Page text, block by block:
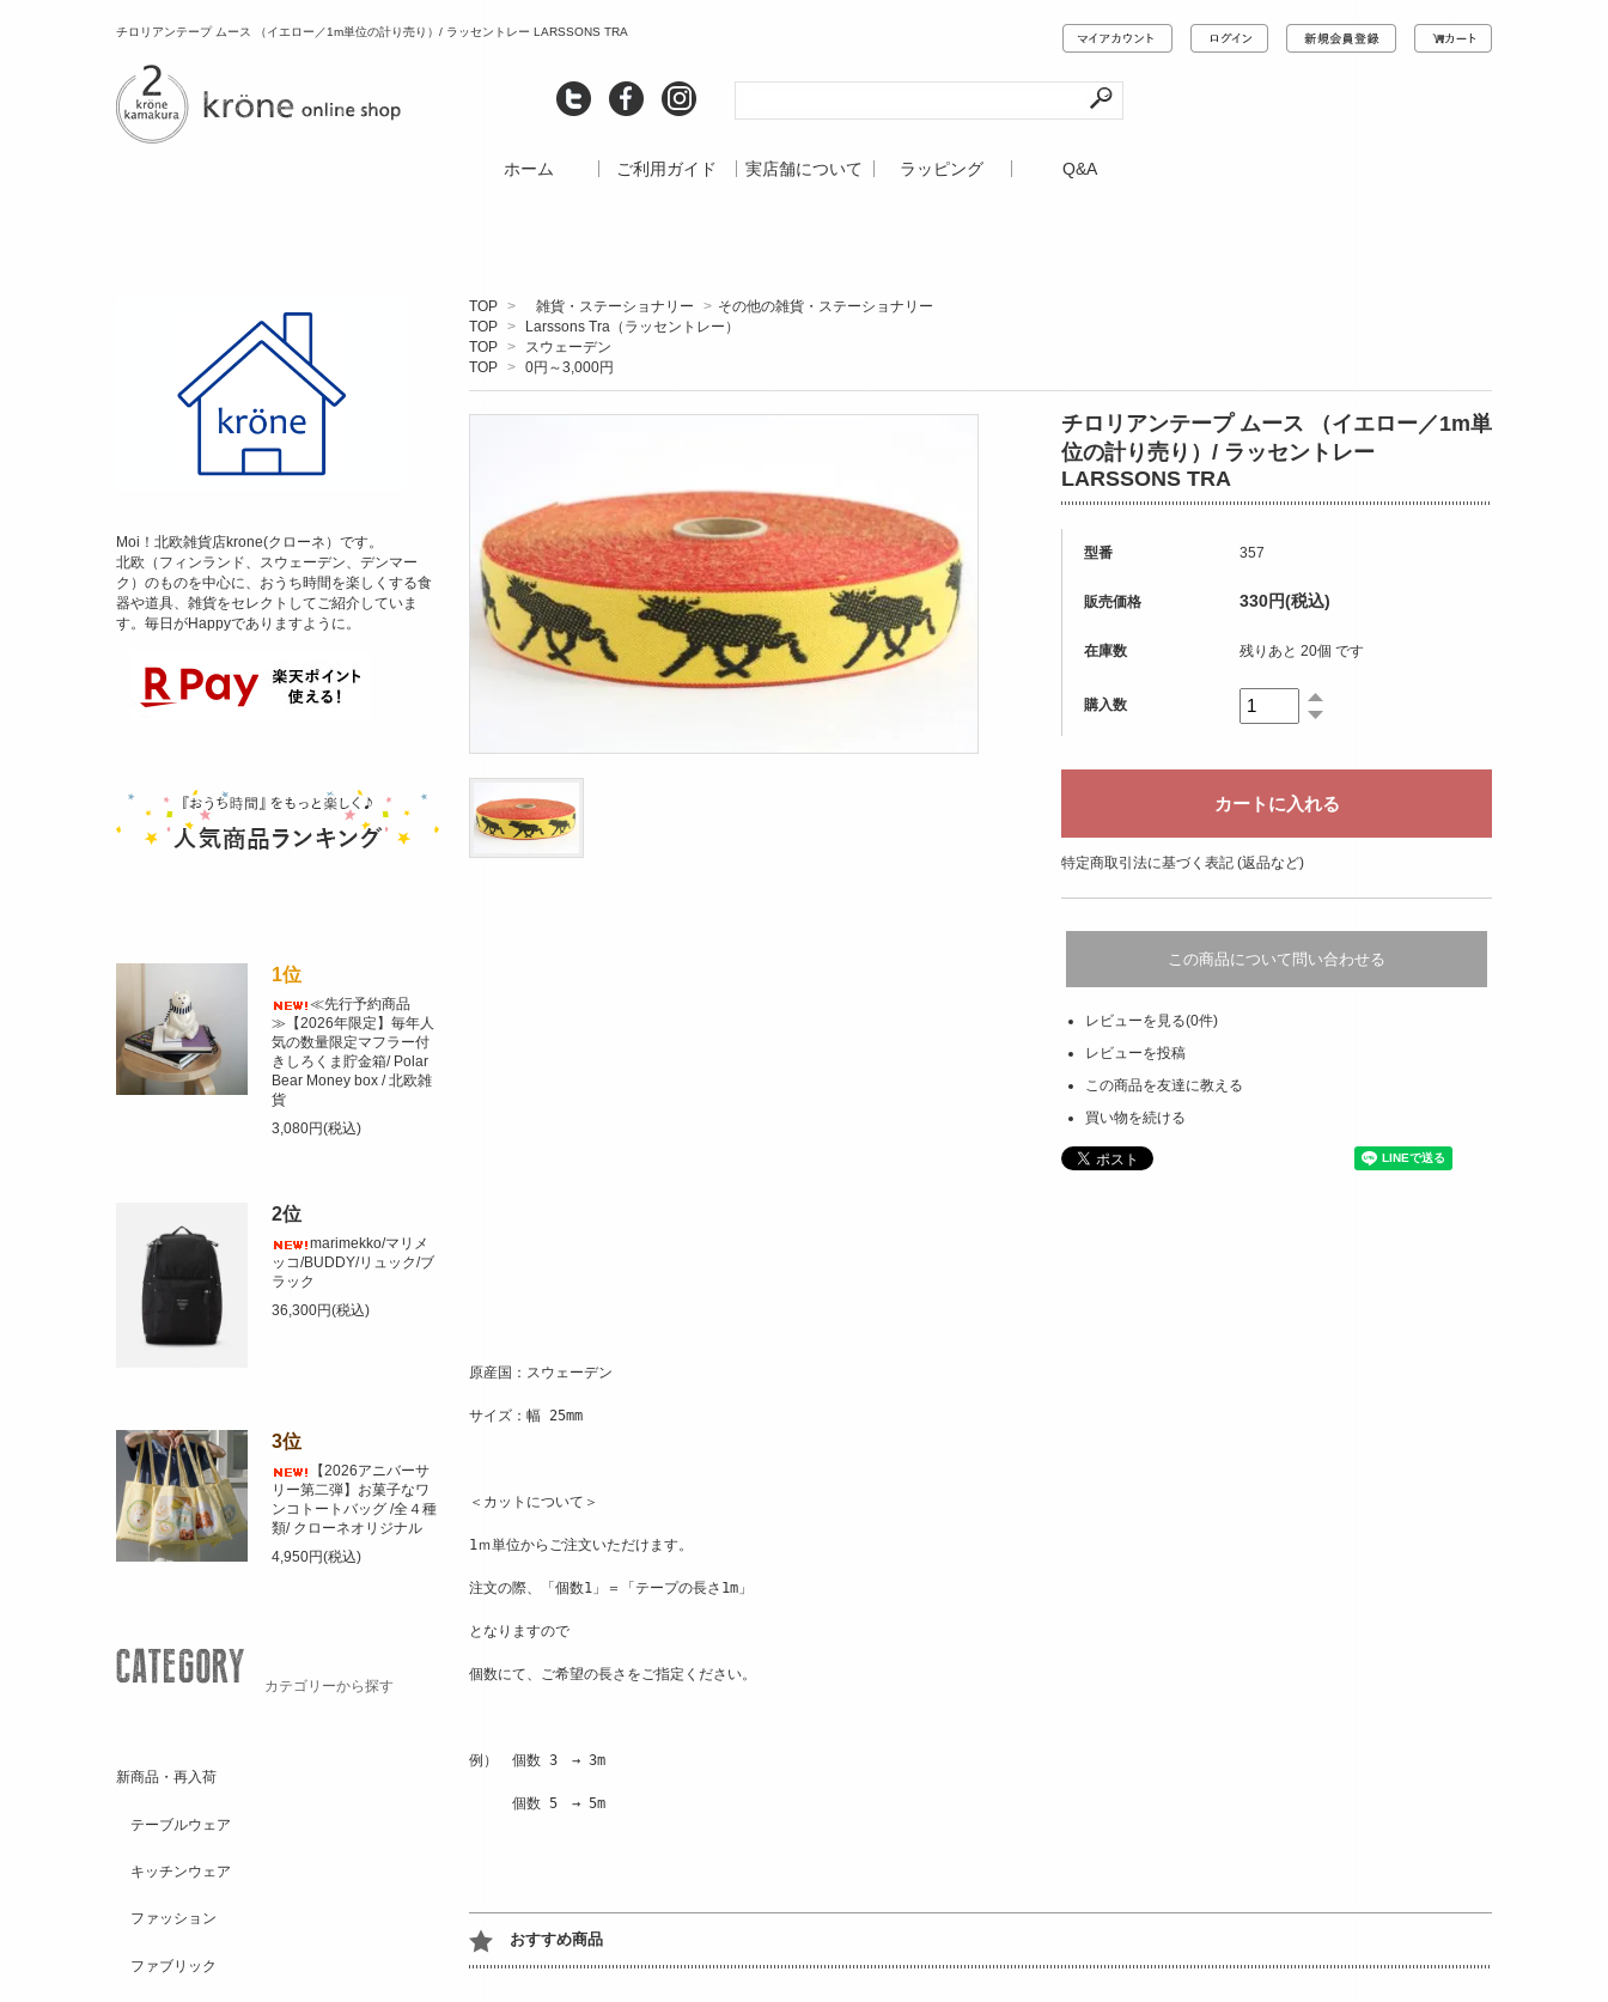
チロリアンテープ ムース （イエロー／1m単位の計り売り）/ ラッセントレー LARSSONS TRA
ホーム ご利用ガイド 実店舗について ラッピング Q&A
TOP > 雑貨・ステーショナリー > その他の雑貨・ステーショナリー
TOP >
Larssons Tra（ラッセントレー）
TOP >
スウェーデン
TOP > 0円～3,000円
チロリアンテープ ムース （イエロー／1m単
位の計り売り）/ ラッセントレー
LARSSONS TRA
型番 357
販売価格 330円(税込)
在庫数 残りあと 20個 です
購入数
特定商取引法に基づく表記 (返品など)
この商品について問い合わせる
レビューを見る(0件)
レビューを投稿
この商品を友達に教える
買い物を続ける
原産国：スウェーデン
サイズ：幅 25mm
＜カットについて＞
1ｍ単位からご注文いただけます。
注文の際、「個数1」＝「テープの長さ1m」
となりますので
個数にて、ご希望の長さをご指定ください。
例）　個数 3　→ 3m
個数 5　→ 5m
おすすめ商品
Moi！北欧雑貨店krone(クローネ）です。
北欧（フィンランド、スウェーデン、デンマー
ク）のものを中心に、おうち時間を楽しくする食
器や道具、雑貨をセレクトしてご紹介していま
す。毎日がHappyでありますように。
1位
≪先行予約商品
≫【2026年限定】毎年人
気の数量限定マフラー付
きしろくま貯金箱/ Polar
Bear Money box / 北欧雑
貨
3,080円(税込)
2位
marimekko/マリメ
ッコ/BUDDY/リュック/ブ
ラック
36,300円(税込)
3位
【2026アニバーサ
リー第二弾】お菓子なワ
ンコトートバッグ /全４種
類/ クローネオリジナル
4,950円(税込)
カテゴリーから探す
新商品・再入荷
テーブルウェア
キッチンウェア
ファッション
ファブリック